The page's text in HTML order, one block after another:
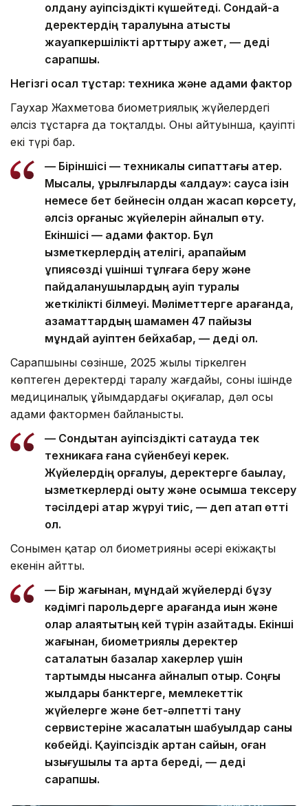
қолдану қауіпсіздікті күшейтеді. Сондай-ақ
деректердің таралуына қатысты
жауапкершілікті арттыру қажет, — деді
сарапшы.
Негізгі осал тұстар: техника және адами фактор
Гаухар Жахметова биометриялық жүйелердегі
әлсіз тұстарға да тоқталды. Оның айтуынша, қауіптің
екі түрі бар.
— Біріншісі — техникалық сипаттағы қатер.
Мысалы, құрылғыларды «алдау»: саусақ ізін
немесе бет бейнесін қолдан жасап көрсету,
әлсіз қорғаныс жүйелерін айналып өту.
Екіншісі — адами фактор. Бұл
қызметкерлердің қателігі, қарапайым
құпиясөзді үшінші тұлғаға беру және
пайдаланушылардың қауіп туралы
жеткілікті білмеуі. Мәліметтерге қарағанда,
азаматтардың шамамен 47 пайызы
мұндай қауіптен бейхабар, — деді ол.
Сарапшының сөзінше, 2025 жылы тіркелген
көптеген деректердің таралу жағдайы, соның ішінде
медициналық ұйымдардағы оқиғалар, дәл осы
адами фактормен байланысты.
— Сондықтан қауіпсіздікті сақтауда тек
техникаға ғана сүйенбеуі керек.
Жүйелердің қорғалуы, деректерге бақылау,
қызметкерлерді оқыту және қосымша тексеру
тәсілдері қатар жүруі тиіс, — деп атап өтті
ол.
Сонымен қатар ол биометрияның әсері екіжақты
екенін айтты.
— Бір жағынан, мұндай жүйелерді бұзу
кәдімгі парольдерге қарағанда қиын және
олар алаяқтықтың кей түрін азайтады. Екінші
жағынан, биометриялық деректер
сақталатын базалар хакерлер үшін
тартымды нысанға айналып отыр. Соңғы
жылдары банктерге, мемлекеттік
жүйелерге және бет-әлпетті тану
сервистеріне жасалатын шабуылдар саны
көбейді. Қауіпсіздік артқан сайын, оған
қызығушылық та арта береді, — деді
сарапшы.